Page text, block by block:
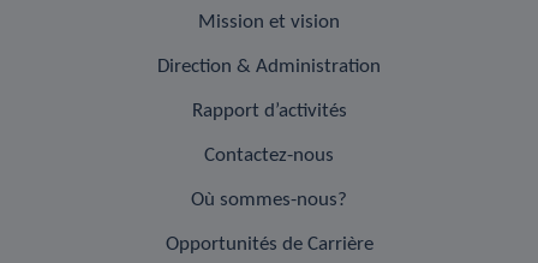
Mission et vision
Direction & Administration
Rapport d’activités
Contactez-nous
Où sommes-nous?
Opportunités de Carrière